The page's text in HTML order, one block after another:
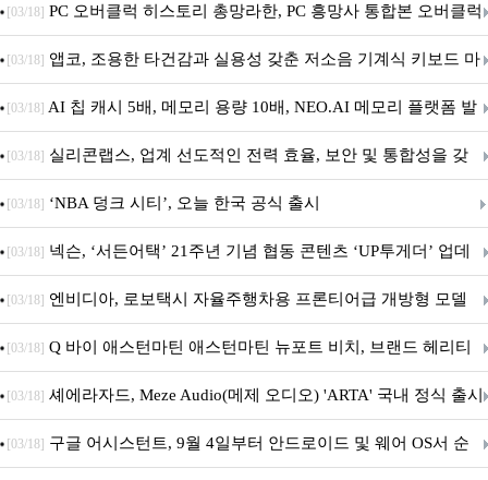
데이트!
[03/18] PC 오버클럭 히스토리 총망라한, PC 흥망사 통합본 오버클럭
특집(1-4편)
[03/18] 앱코, 조용한 타건감과 실용성 갖춘 저소음 기계식 키보드 마
우스 세트 'KM580' 출시
[03/18] AI 칩 캐시 5배, 메모리 용량 10배, NEO.AI 메모리 플랫폼 발
표
[03/18] 실리콘랩스, 업계 선도적인 전력 효율, 보안 및 통합성을 갖
춘 초저전력 블루투스 LE SoC ‘BG2B’ 공개
[03/18] ‘NBA 덩크 시티’, 오늘 한국 공식 출시
[03/18] 넥슨, ‘서든어택’ 21주년 기념 협동 콘텐츠 ‘UP투게더’ 업데
이트
[03/18] 엔비디아, 로보택시 자율주행차용 프론티어급 개방형 모델
‘알파마요 2 슈퍼’ 상업적 이용 가능
[03/18] Q 바이 애스턴마틴 애스턴마틴 뉴포트 비치, 브랜드 헤리티
지 담은 ‘헤리티지 에디션 컬렉션’ 공개
[03/18] 셰에라자드, Meze Audio(메제 오디오) 'ARTA' 국내 정식 출시
[03/18] 구글 어시스턴트, 9월 4일부터 안드로이드 및 웨어 OS서 순